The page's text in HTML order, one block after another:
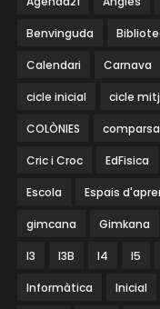
Benvinguda
Calendari Carnava
cicle inicial cicle
COLÒNIES comparsa
Cric i Croc EdFisica
Escola Espais
gimcana Gimkana
I3 I3B I4 I5
Informàtica Inicial